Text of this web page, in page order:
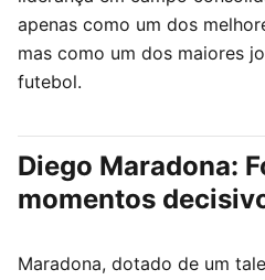
apenas como um dos
mas como um dos maiores
futebol.
Diego Maradona:
momentos
Maradona, dotado de um